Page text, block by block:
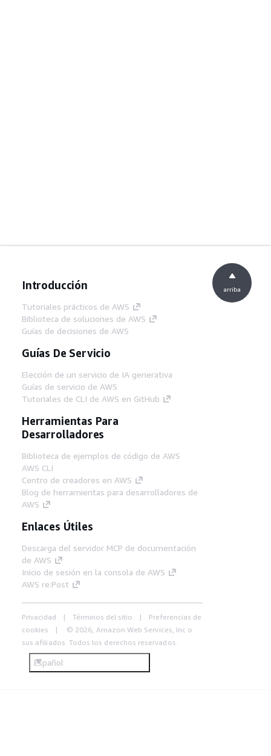
Introducción
Tutoriales prácticos de AWS
Biblioteca de soluciones de AWS
Guías de decisiones de AWS
Guías De Servicio
Elección de un servicio de IA generativa
Guías de servicio de AWS
Tutoriales de CLI de AWS en GitHub
Herramientas Para
Desarrolladores
Biblioteca de ejemplos de código de AWS
AWS CLI
Centro de creadores en AWS
Blog de herramientas para desarrolladores de
AWS
Enlaces Útiles
Descarga del servidor MCP de documentación
de AWS
Inicio de sesión en la consola de AWS
AWS re:Post
Privacidad Términos del sitio
Preferencias de
cookies
© 2026, Amazon Web Services, Inc o
sus afiliados. Todos los derechos reservados.
Español
arriba